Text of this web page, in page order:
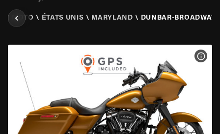
MOTO \ ÉTATS UNIS \ MARYLAND \ DUNBAR-BROADWAY,